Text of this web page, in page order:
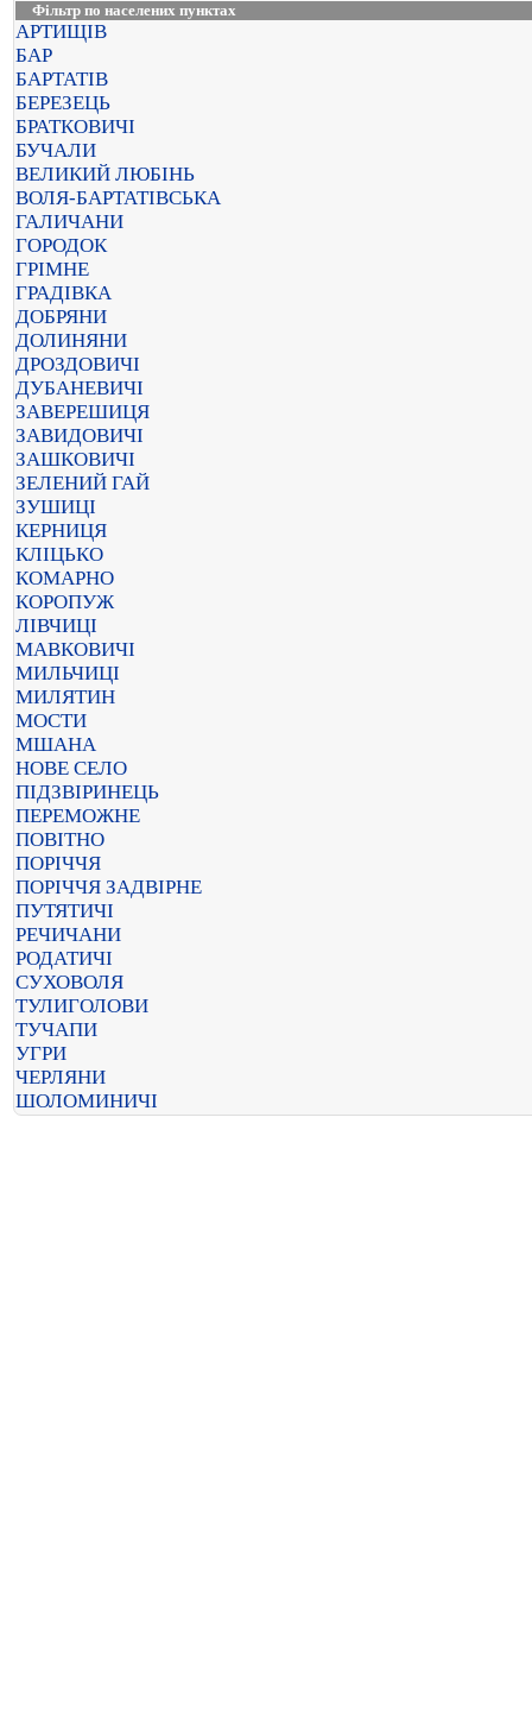
Фільтр по населених пунктах
АРТИЩІВ
БАР
БАРТАТІВ
БЕРЕЗЕЦЬ
БРАТКОВИЧІ
БУЧАЛИ
ВЕЛИКИЙ ЛЮБІНЬ
ВОЛЯ-БАРТАТІВСЬКА
ГАЛИЧАНИ
ГОРОДОК
ГРІМНЕ
ГРАДІВКА
ДОБРЯНИ
ДОЛИНЯНИ
ДРОЗДОВИЧІ
ДУБАНЕВИЧІ
ЗАВЕРЕШИЦЯ
ЗАВИДОВИЧІ
ЗАШКОВИЧІ
ЗЕЛЕНИЙ ГАЙ
ЗУШИЦІ
КЕРНИЦЯ
КЛІЦЬКО
КОМАРНО
КОРОПУЖ
ЛІВЧИЦІ
МАВКОВИЧІ
МИЛЬЧИЦІ
МИЛЯТИН
МОСТИ
МШАНА
НОВЕ СЕЛО
ПІДЗВІРИНЕЦЬ
ПЕРЕМОЖНЕ
ПОВІТНО
ПОРІЧЧЯ
ПОРІЧЧЯ ЗАДВІРНЕ
ПУТЯТИЧІ
РЕЧИЧАНИ
РОДАТИЧІ
СУХОВОЛЯ
ТУЛИГОЛОВИ
ТУЧАПИ
УГРИ
ЧЕРЛЯНИ
ШОЛОМИНИЧІ